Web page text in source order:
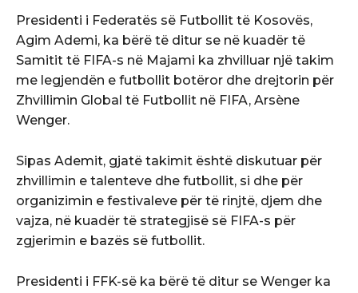
Presidenti i Federatës së Futbollit të Kosovës,
Agim Ademi, ka bërë të ditur se në kuadër të
Samitit të FIFA-s në Majami ka zhvilluar një takim
me legjendën e futbollit botëror dhe drejtorin për
Zhvillimin Global të Futbollit në FIFA, Arsène
Wenger.
Sipas Ademit, gjatë takimit është diskutuar për
zhvillimin e talenteve dhe futbollit, si dhe për
organizimin e festivaleve për të rinjtë, djem dhe
vajza, në kuadër të strategjisë së FIFA-s për
zgjerimin e bazës së futbollit.
Presidenti i FFK-së ka bërë të ditur se Wenger ka